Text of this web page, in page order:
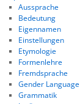
Aussprache
Bedeutung
Eigennamen
Einstellungen
Etymologie
Formenlehre
Fremdsprache
Gender Language
Grammatik